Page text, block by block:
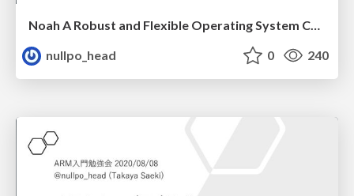
Noah A Robust and Flexible Operating System Compatibility Architecture
nullpo_head
0 240